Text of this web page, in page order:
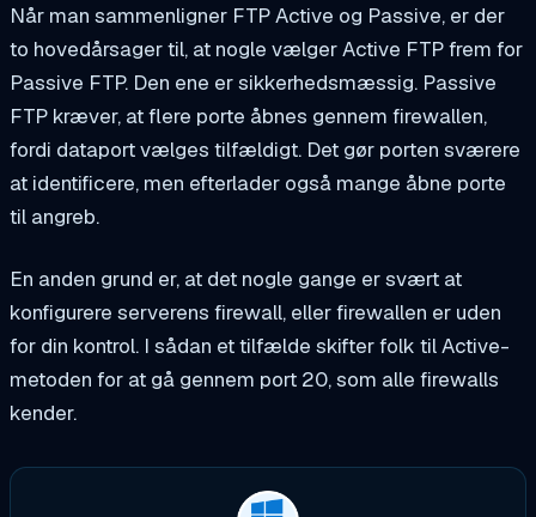
Når man sammenligner FTP Active og Passive, er der
to hovedårsager til, at nogle vælger Active FTP frem for
Passive FTP. Den ene er sikkerhedsmæssig. Passive
FTP kræver, at flere porte åbnes gennem firewallen,
fordi dataport vælges tilfældigt. Det gør porten sværere
at identificere, men efterlader også mange åbne porte
til angreb.
En anden grund er, at det nogle gange er svært at
konfigurere serverens firewall, eller firewallen er uden
for din kontrol. I sådan et tilfælde skifter folk til Active-
metoden for at gå gennem port 20, som alle firewalls
kender.